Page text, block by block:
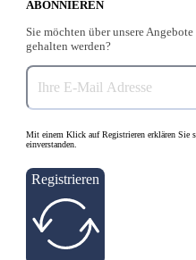
ABONNIEREN
Sie möchten über unsere
gehalten werden?
Mit einem Klick auf Registrieren erklären Sie
einverstanden.
Registrieren